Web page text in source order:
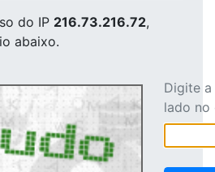
do IP 216.73.216.72,
abaixo.
Digite
lado no